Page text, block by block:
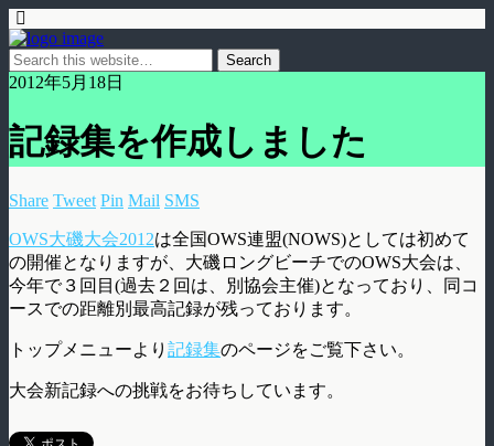
2012年5月18日
記録集を作成しました
Share Tweet Pin Mail SMS
OWS大磯大会2012は全国OWS連盟(NOWS)としては初めて
の開催となりますが、大磯ロングビーチでのOWS大会は、
今年で３回目(過去２回は、別協会主催)となっており、同コ
ースでの距離別最高記録が残っております。
トップメニューより 記録集のページをご覧下さい。
大会新記録への挑戦をお待ちしています。